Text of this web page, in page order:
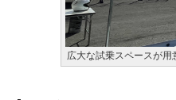
広大な試乗スペースが用